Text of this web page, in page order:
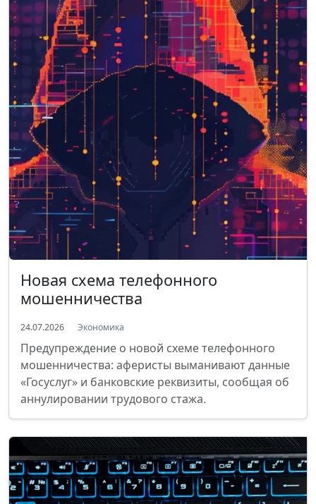
Новая схема телефонного
мошенничества
24.07.2026 Экономика
Предупреждение о новой схеме телефонного
мошенничества: аферисты выманивают данные
«Госуслуг» и банковские реквизиты, сообщая об
аннулировании трудового стажа.